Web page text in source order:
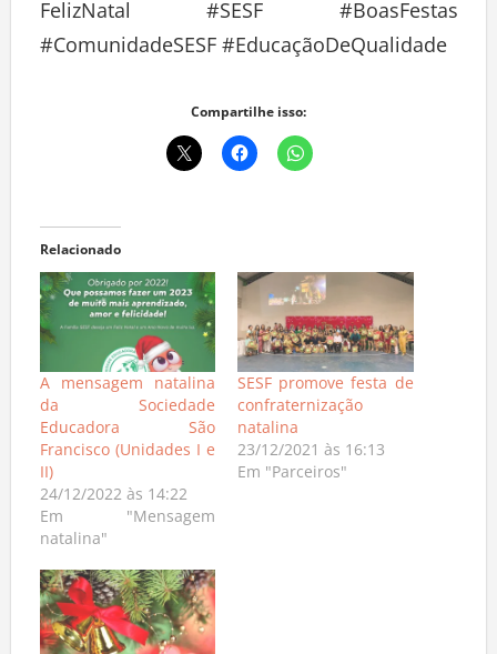
FelizNatal #SESF #BoasFestas
#ComunidadeSESF #EducaçãoDeQualidade
Compartilhe isso:
Relacionado
A mensagem natalina
da Sociedade
Educadora São
Francisco (Unidades I e
II)
24/12/2022 às 14:22
Em "Mensagem
natalina"
SESF promove festa de
confraternização
natalina
23/12/2021 às 16:13
Em "Parceiros"